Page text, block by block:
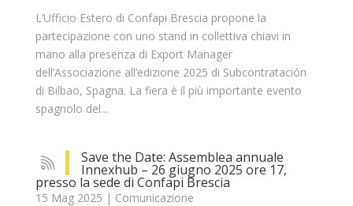
L’Ufficio Estero di Confapi Brescia propone la
partecipazione con uno stand in collettiva chiavi in
mano alla presenza di Export Manager
dell’Associazione all’edizione 2025 di Subcontratación
di Bilbao, Spagna. La fiera è il più importante evento
spagnolo del...
Save the Date: Assemblea annuale
Innexhub – 26 giugno 2025 ore 17,
presso la sede di Confapi Brescia
15 Mag 2025 | Comunicazione